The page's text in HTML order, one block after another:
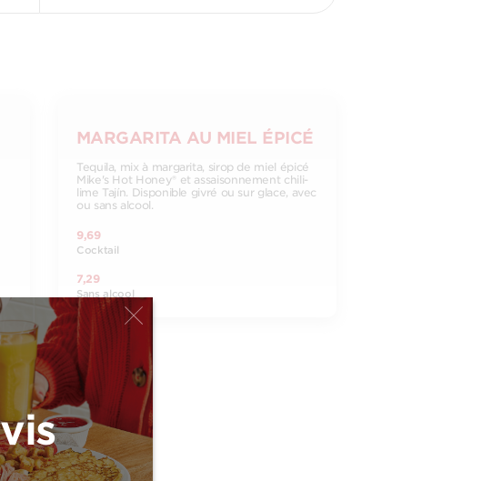
MARGARITA AU MIEL ÉPICÉ
Tequila, mix à margarita, sirop de miel épicé
Mike's Hot Honey® et assaisonnement chili-
lime Tajín. Disponible givré ou sur glace, avec
ou sans alcool.
9,69
Cocktail
7,29
Sans alcool